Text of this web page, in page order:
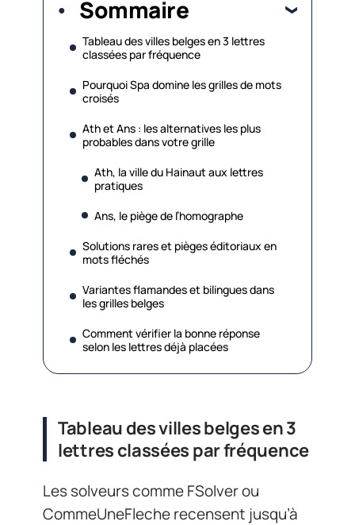
Sommaire
Tableau des villes belges en 3 lettres
classées par fréquence
Pourquoi Spa domine les grilles de mots
croisés
Ath et Ans : les alternatives les plus
probables dans votre grille
Ath, la ville du Hainaut aux lettres
pratiques
Ans, le piège de l’homographe
Solutions rares et pièges éditoriaux en
mots fléchés
Variantes flamandes et bilingues dans
les grilles belges
Comment vérifier la bonne réponse
selon les lettres déjà placées
Tableau des villes belges en 3
lettres classées par fréquence
Les solveurs comme FSolver ou
CommeUneFleche recensent jusqu’à